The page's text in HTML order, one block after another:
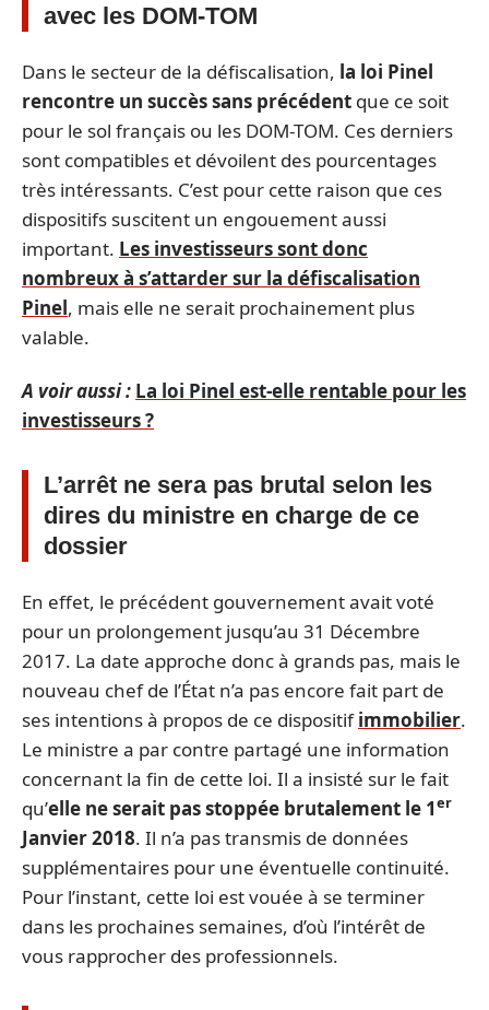
avec les DOM-TOM
Dans le secteur de la défiscalisation, la loi Pinel
rencontre un succès sans précédent que ce soit
pour le sol français ou les DOM-TOM. Ces derniers
sont compatibles et dévoilent des pourcentages
très intéressants. C’est pour cette raison que ces
dispositifs suscitent un engouement aussi
important. Les investisseurs sont donc
nombreux à s’attarder sur la défiscalisation
Pinel, mais elle ne serait prochainement plus
valable.
A voir aussi : La loi Pinel est-elle rentable pour les
investisseurs ?
L’arrêt ne sera pas brutal selon les
dires du ministre en charge de ce
dossier
En effet, le précédent gouvernement avait voté
pour un prolongement jusqu’au 31 Décembre
2017. La date approche donc à grands pas, mais le
nouveau chef de l’État n’a pas encore fait part de
ses intentions à propos de ce dispositifimmobilier.
Le ministre a par contre partagé une information
concernant la fin de cette loi. Il a insisté sur le fait
qu’elle ne serait pas stoppée brutalement le 1er
Janvier 2018. Il n’a pas transmis de données
supplémentaires pour une éventuelle continuité.
Pour l’instant, cette loi est vouée à se terminer
dans les prochaines semaines, d’où l’intérêt de
vous rapprocher des professionnels.